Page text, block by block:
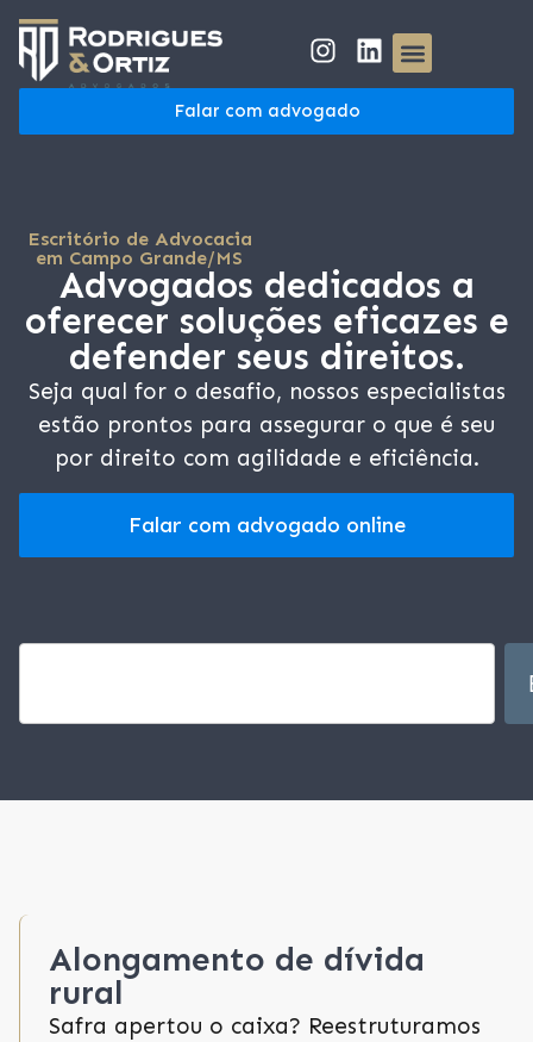
Falar com advogado
Escritório de Advocacia
em Campo Grande/MS
Advogados dedicados a
oferecer soluções eficazes e
defender seus direitos.
Seja qual for o desafio, nossos especialistas
estão prontos para assegurar o que é seu
por direito com agilidade e eficiência.
Falar com advogado online
Alongamento de dívida
rural
Safra apertou o caixa? Reestruturamos